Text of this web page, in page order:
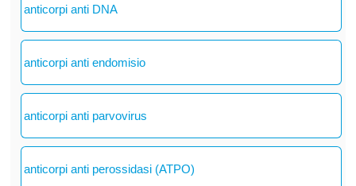
anticorpi anti DNA
anticorpi anti endomisio
anticorpi anti parvovirus
anticorpi anti perossidasi (ATPO)